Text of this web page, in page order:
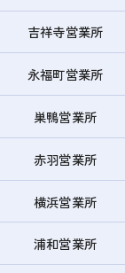
吉祥寺営業所
永福町営業所
巣鴨営業所
赤羽営業所
横浜営業所
浦和営業所